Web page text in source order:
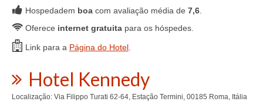
Hospedadem boa com avaliação média de 7,6
Oferece internet gratuita para os hóspedes.
Link para a Página do Hotel
Hotel Kennedy
Localização: Via Filippo Turati 62-64, Estação Termini, 00185 Roma, Itália